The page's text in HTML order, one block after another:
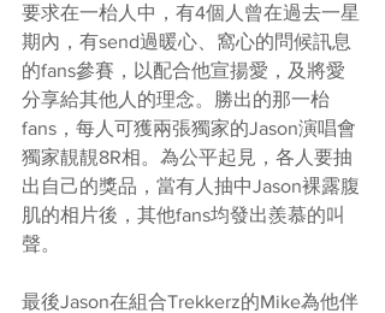
要求在一枱人中，有4個人曾在過去一星
期內，有send過暖心、窩心的問候訊息
的fans參賽，以配合他宣揚愛，及將愛
分享給其他人的理念。勝出的那一枱
fans，每人可獲兩張獨家的Jason演唱會
獨家靚靚8R相。為公平起見，各人要抽
出自己的獎品，當有人抽中Jason裸露腹
肌的相片後，其他fans均發出羨慕的叫
聲。
最後Jason在組合Trekkerz的Mike為他伴